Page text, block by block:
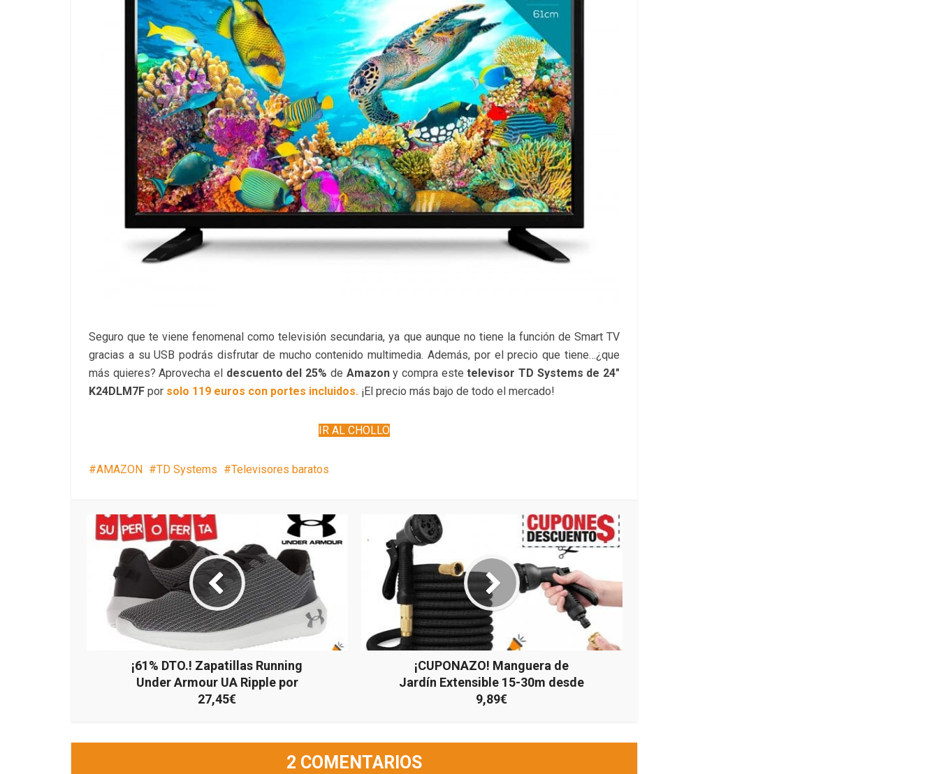
Seguro que te viene fenomenal como televisión secundaria, ya que aunque no tiene la función de Smart TV
gracias a su USB podrás disfrutar de mucho contenido multimedia. Además, por el precio que tiene…¿que
más quieres? Aprovecha el descuento del 25% de Amazony compra este televisor TD Systems de 24″
K24DLM7F por solo 119 euros con portes incluidos. ¡El precio más bajo de todo el mercado!
IR AL CHOLLO
AMAZON TD Systems Televisores baratos
¡61% DTO.! Zapatillas Running
Under Armour UA Ripple por
27,45€
¡CUPONAZO! Manguera de
Jardín Extensible 15-30m desde
9,89€
2 COMENTARIOS